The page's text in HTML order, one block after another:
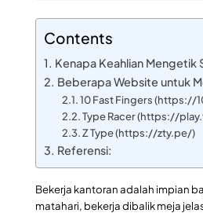
Contents
Kenapa Keahlian Mengetik
Beberapa Website untuk
10 Fast Fingers
Type Racer (https://
Z Type (https://zty.pe/)
Referensi:
Bekerja kantoran adalah impian
matahari, bekerja dibalik meja